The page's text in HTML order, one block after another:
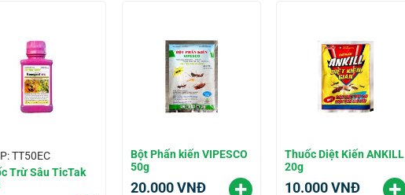
TT50EC
Trừ Sâu TicTak
Bột Phấn kiến VIPESCO
50g
20.000VNĐ
Thuốc Diệt Kiến ANKILL
20g
10.000VNĐ